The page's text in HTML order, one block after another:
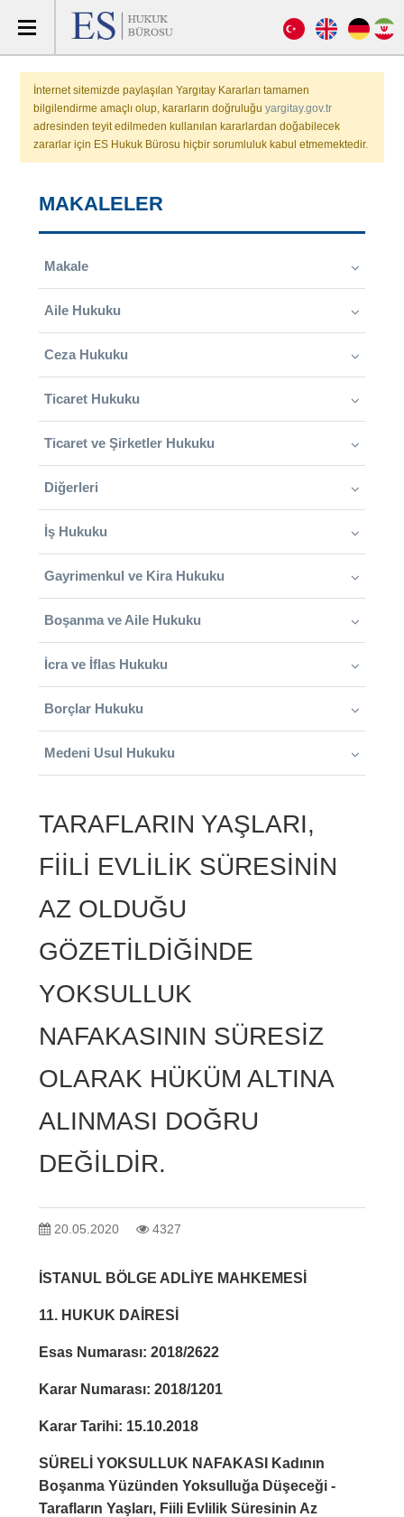
İnternet sitemizde paylaşılan Yargıtay Kararları tamamen
bilgilendirme amaçlı olup, kararların doğruluğuyargitay.gov.tr
adresinden teyit edilmeden kullanılan kararlardan doğabilecek
zararlar için ES Hukuk Bürosu hiçbir sorumluluk kabul etmemektedir.
MAKALELER
Makale
Aile Hukuku
Ceza Hukuku
Ticaret Hukuku
Ticaret ve Şirketler Hukuku
Diğerleri
İş Hukuku
Gayrimenkul ve Kira Hukuku
Boşanma ve Aile Hukuku
İcra ve İflas Hukuku
Borçlar Hukuku
Medeni Usul Hukuku
TARAFLARIN YAŞLARI,
FİİLİ EVLİLİK SÜRESİNİN
AZ OLDUĞU
GÖZETİLDİĞİNDE
YOKSULLUK
NAFAKASININ SÜRESİZ
OLARAK HÜKÜM ALTINA
ALINMASI DOĞRU
DEĞİLDİR.
20.05.2020 4327
İSTANUL BÖLGE ADLİYE MAHKEMESİ
11. HUKUK DAİRESİ
Esas Numarası: 2018/2622
Karar Numarası: 2018/1201
Karar Tarihi: 15.10.2018
SÜRELİ YOKSULLUK NAFAKASI Kadının
Boşanma Yüzünden Yoksulluğa Düşeceği -
Tarafların Yaşları, Fiili Evlilik Süresinin Az